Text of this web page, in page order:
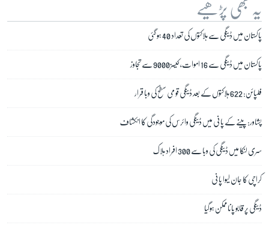
یہ بھی پڑھیے
پاکستان میں ڈینگی سے ہلاکتوں کی تعداد 40 ہو گئی
پاکستان میں ڈینگی سے 16 اموات، کیسز 9000 سے تجاوز
فلپائن: 622 ہلاکتوں کے بعد ڈینگی قومی سطح کی وبا قرار
پشاور: پینے کے پانی میں ڈینگی وائرس کی موجودگی کا انکشاف
سری لنکا میں ڈینگی کی وبا سے 300 افراد ہلاک
کراچی کا جان لیوا پانی
ڈینگی پر قابو پانا ممکن ہوگیا